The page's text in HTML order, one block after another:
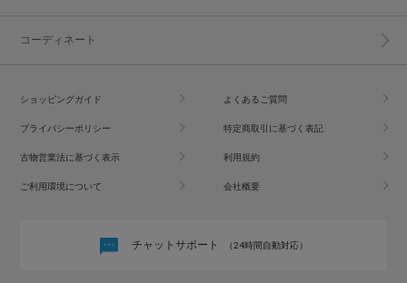
コーディネート
ショッピングガイド よくあるご質問
プライバシーポリシー 特定商取引に基づく表記
古物営業法に基づく表示 利用規約
ご利用環境について 会社概要
チャットサポート （24時間自動対応）